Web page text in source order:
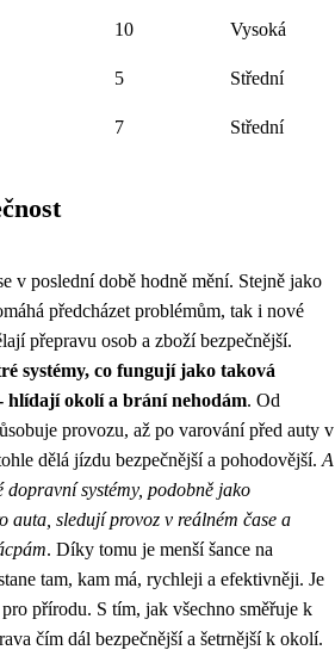
10 Vysoká
5 Střední
7 Střední
v poslední době hodně mění. Stejně jako
předcházet problémům, tak i nové
přepravu osob a zboží bezpečnější.
systémy, co fungují jako taková
hlídají okolí a brání nehodám. Od
provozu, až po varování před auty v
dělá jízdu bezpečnější a pohodovější. A
dopravní systémy, podobně jako
auta, sledují provoz v reálném čase a
. Díky tomu je menší šance na
tam, kam má, rychleji a efektivněji. Je
přírodu. S tím, jak všechno směřuje k
čím dál bezpečnější a šetrnější k okolí.